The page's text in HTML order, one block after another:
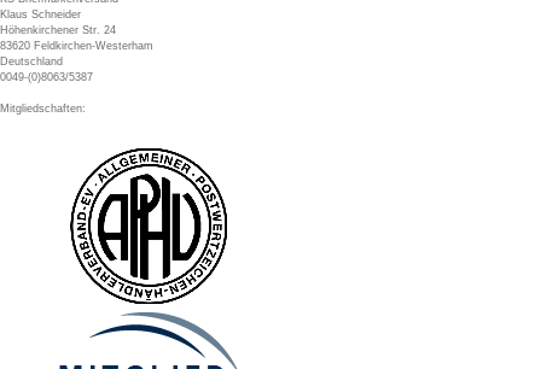
Klaus Schneider
Höhenkirchener Str. 24
83620 Feldkirchen-Westerham
Deutschland
0049-(0)8063/5387
Mitgliedschaften: